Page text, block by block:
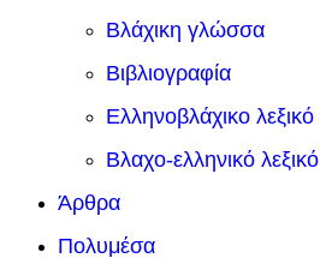
Βλάχικη γλώσσα
Βιβλιογραφία
Ελληνοβλάχικο λεξικό
Βλαχο-ελληνικό λεξικό
Άρθρα
Πολυμέσα